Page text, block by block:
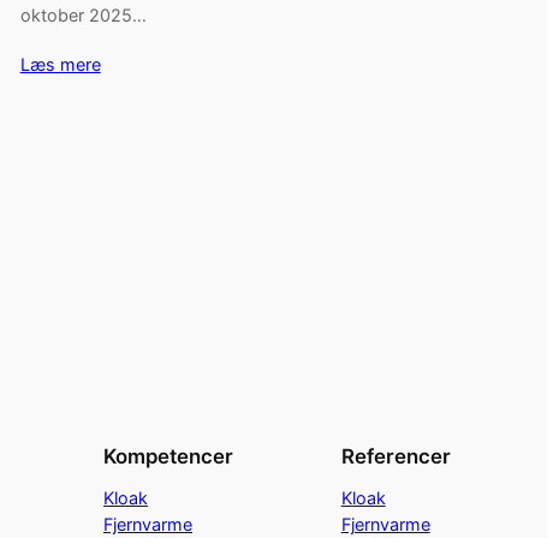
oktober 2025…
Læs mere
Kompetencer
Kloak
Fjernvarme
Referencer
Kloak
Fjernvarme